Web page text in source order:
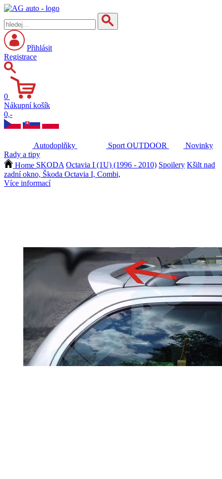
Přihlásit
Registrace
0
Nákupní košík
0,-
Autodoplňky Sport OUTDOOR
Novinky
Rady a tipy
Home SKODA Octavia I (1U) (1996 - 2010) Spoilery Kšilt nad
zadní okno, Škoda Octavia I, Combi,
Více informací